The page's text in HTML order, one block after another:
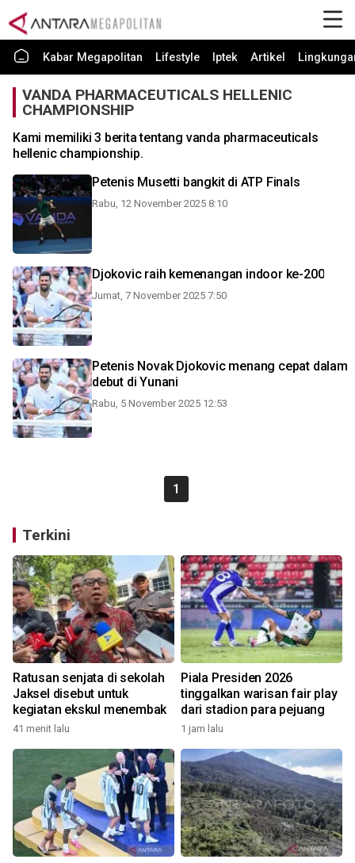
Kabar Megapolitan Lifestyle Iptek Artikel
VANDA PHARMACEUTICALS HELLENIC
CHAMPIONSHIP
Kami memiliki 3 berita tentang vanda pharmaceuticals
hellenic championship.
Petenis Musetti bangkit di ATP Finals
Rabu, 12 November 2025 8:10
Djokovic raih kemenangan indoor ke-200
Jumat, 7 November 2025 7:50
Petenis Novak Djokovic menang cepat dalam
debut di Yunani
Rabu, 5 November 2025 12:53
1
Terkini
Ratusan senjata di sekolah
Jaksel disebut untuk
kegiatan ekskul menembak
41 menit lalu
Piala Presiden 2026
tinggalkan warisan fair play
dari stadion para pejuang
1 jam lalu